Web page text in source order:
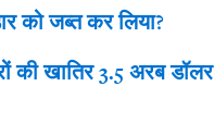
को जब्त कर लिया?
की खातिर 3.5 अरब डॉलर